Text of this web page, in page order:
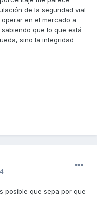
de la seguridad vial
en el mercado a
que lo que está
sino la integridad
posible que sepa por que